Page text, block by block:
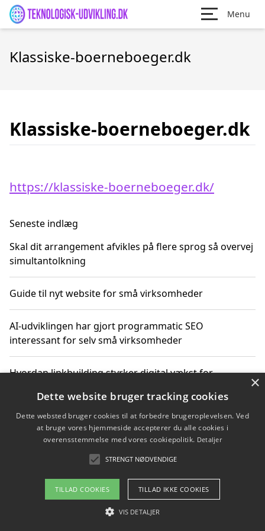
Menu
Klassiske-boerneboeger.dk
Klassiske-boerneboeger.dk
https://klassiske-boerneboeger.dk/
Seneste indlæg
Skal dit arrangement afvikles på flere sprog så overvej
simultantolkning
Guide til nyt website for små virksomheder
AI-udviklingen har gjort programmatic SEO
interessant for selv små virksomheder
Hvordan linkbuilding styrker digital vækst for
Sådan har udviklingen inden for genbrug af elektronik
ændret sig
Copyright 2026 - Pilanto Aps
Om / kontakt
×
Dette website bruger tracking cookies
Dette websted bruger cookies til at forbedre brugeroplevelsen. Ved
at bruge vores hjemmeside accepterer du alle cookies i
overensstemmelse med vores cookiepolitik. Detaljer
STRENGT NØDVENDIGE
TILLAD COOKIES TILLAD IKKE COOKIES
VIS DETALJER